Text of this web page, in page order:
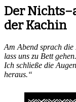
Der
der Kachin
Am Abend sprach
lass uns zu Bett gehen.
Ich schließe die
heraus.“